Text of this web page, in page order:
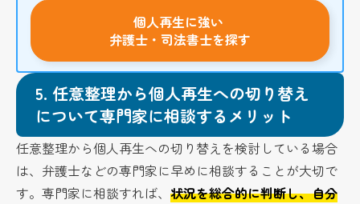
個人再生に強い
弁護士・司法書士を探す
5. 任意整理から個人再生への切り替え
について専門家に相談するメリット
任意整理から個人再生への切り替えを検討している場合
は、弁護士などの専門家に早めに相談することが大切で
す。専門家に相談すれば、状況を総合的に判断し、自分